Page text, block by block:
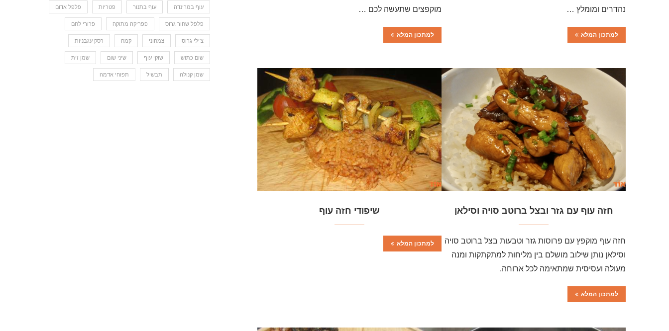
נהדרים ומומלץ …
למתכון המלא
מוקפצים שתעשה לכם …
למתכון המלא
חזה עוף עם גזר ובצל ברוטב סויה וסילאן
חזה עוף מוקפץ עם פרוסות גזר וטבעות בצל ברוטב סויה
וסילאן נותן שילוב מושלם בין מליחות למתקתקות ומנה
מעולה ועסיסית שמתאימה לכל ארוחה.
למתכון המלא
שיפודי חזה עוף
למתכון המלא
עוף במרינדה עוף בתנור פטריות פלפל אדום
פלפל שחור גרוס פפריקה מתוקה פרורי לחם
צ'ילי גרוס צמחוני קמח רסק עגבניות
שום כתוש שוקי עוף שיני שום שמן זית
שמן קנולה תבשיל תפוחי אדמה